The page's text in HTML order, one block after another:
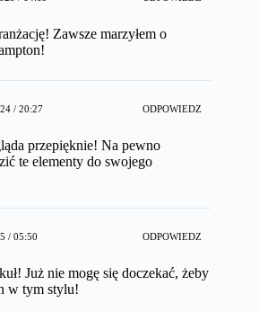
Zawsze marzyłem o
/ 20:27 ODPOWIEDZ
przepięknie! Na pewno
te elementy do swojego
/ 05:50 ODPOWIEDZ
Już nie mogę się doczekać, żeby
w tym stylu!